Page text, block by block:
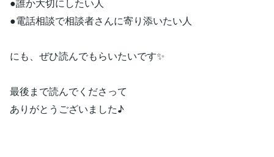
●電話相談で相談者さんに寄り添いたい人
にも、ぜひ読んでもらいたいです✨
最後まで読んでくださって
ありがとうございました♪